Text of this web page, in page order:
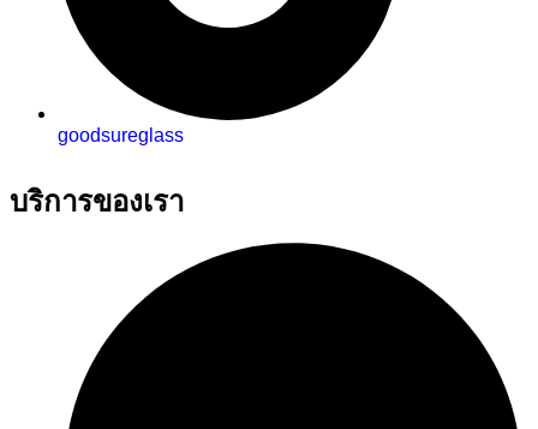
goodsureglass
บริการของเรา